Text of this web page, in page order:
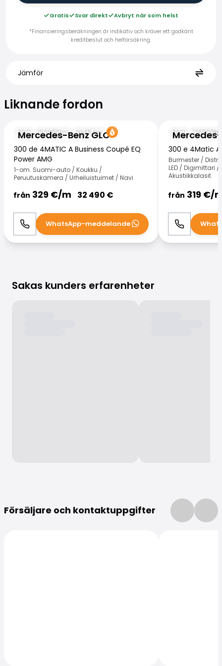
Gratis Svar direkt
Avbryt när som helst
*Finansieringsberäkningen är indikativ och kräver ett godkänt
kreditbeslut och helförsäkring.
Jämför
Liknande fordon
Mercedes-Benz GLC
2021 150000km 45km
300 de 4MATIC A Business Coupé EQ
Power AMG
1-om. Suomi-auto / Koukku /
Peruutuskamera / Urheiluistuimet / Navi
från 329 €/m 32 490 €
Ring WhatsApp
WhatsApp-meddelande
2021 126000
300 e 4Matic
Burmester /
LED / Digimittari
Akustiikkalasit
från 319 €/
Ring
Sakas kunders erfarenheter
Försäljare och kontaktuppgifter